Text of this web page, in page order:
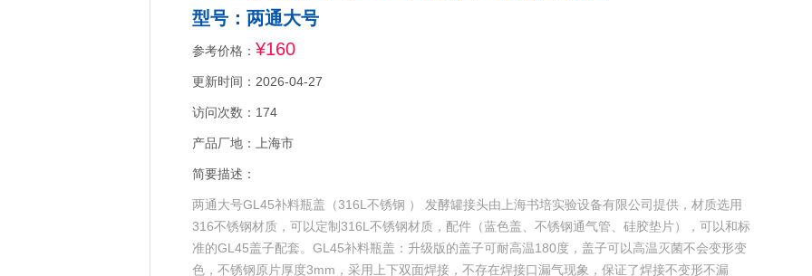
型号：两通大号
参考价格： ¥160
更新时间：2026-04-27
访问次数：174
产品厂地：上海市
简要描述：
两通大号GL45补料瓶盖（316L不锈钢 ） 发酵罐接头由上海书培实验设备有限公司提供，材质选用
316不锈钢材质，可以定制316L不锈钢材质，配件（蓝色盖、不锈钢通气管、硅胶垫片），可以和标
准的GL45盖子配套。GL45补料瓶盖：升级版的盖子可耐高温180度，盖子可以高温灭菌不会变形变
色，不锈钢原片厚度3mm，采用上下双面焊接，不存在焊接口漏气现象，保证了焊接不变形不漏